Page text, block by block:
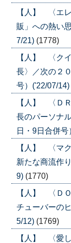
【人】 〈エ
販」への熱い
7/21) (1778)
【人】 〈ク
長〉／次の２
号）('22/07/14)
【人】 〈Ｄ
長のパーソナ
日・9日合併
【人】 〈マ
新たな商流作
9) (1770)
【人】 〈Ｄ
チューバーの
5/12) (1769)
【人】 〈愛